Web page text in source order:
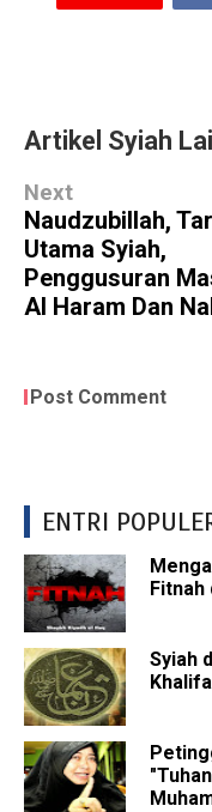
Artikel Syiah
Next
Naudzubillah,
Utama Syiah,
Penggusuran
Al Haram Dan
Post Comment
ENTRI
Fitnah
Syiah